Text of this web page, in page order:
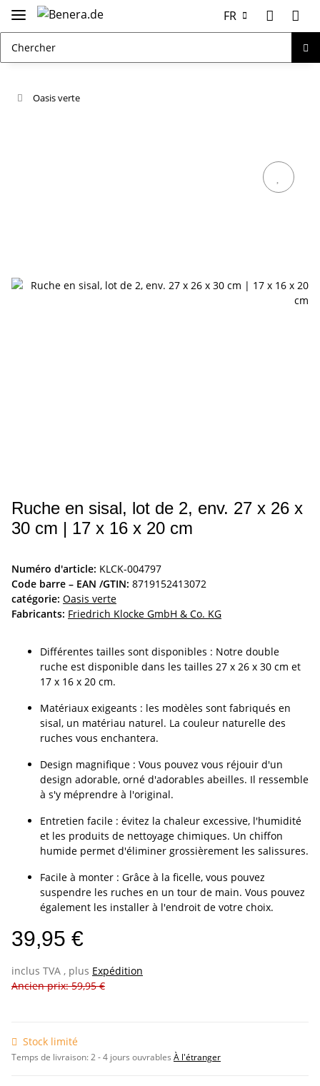
FR
Oasis verte
Ruche en sisal, lot de 2, env. 27 x 26 x
30 cm | 17 x 16 x 20 cm
Numéro d'article: KLCK-004797
Code barre – EAN /GTIN: 8719152413072
catégorie: Oasis verte
Fabricants: Friedrich Klocke GmbH & Co. KG
Différentes tailles sont disponibles : Notre double
ruche est disponible dans les tailles 27 x 26 x 30 cm et
17 x 16 x 20 cm.
Matériaux exigeants : les modèles sont fabriqués en
sisal, un matériau naturel. La couleur naturelle des
ruches vous enchantera.
Design magnifique : Vous pouvez vous réjouir d'un
design adorable, orné d'adorables abeilles. Il ressemble
à s'y méprendre à l'original.
Entretien facile : évitez la chaleur excessive, l'humidité
et les produits de nettoyage chimiques. Un chiffon
humide permet d'éliminer grossièrement les salissures.
Facile à monter : Grâce à la ficelle, vous pouvez
suspendre les ruches en un tour de main. Vous pouvez
également les installer à l'endroit de votre choix.
39,95 €
inclus TVA , plus Expédition
Ancien prix: 59,95 €
Stock limité
Temps de livraison:2 - 4 jours ouvrables À l'étranger